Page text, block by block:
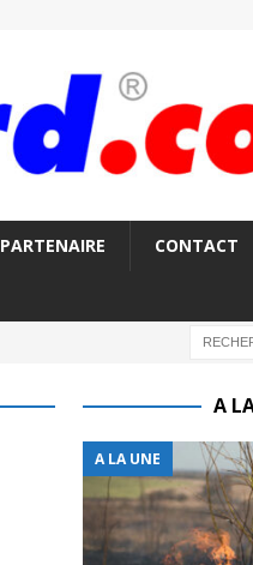
PARTENAIRE CONTACT
A
A LA UNE